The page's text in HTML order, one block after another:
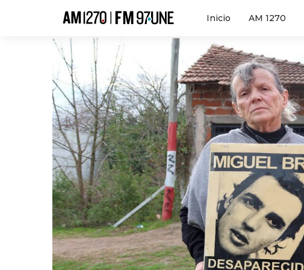
Inicio AM 1270